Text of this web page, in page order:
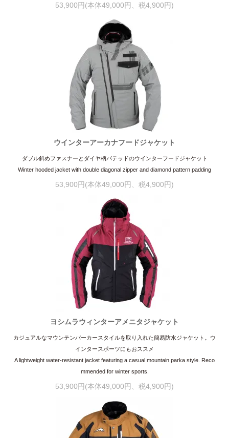
53,900円(本体49,000円、税4,900円)
ウインターアーカナフードジャケット
ダブル斜めファスナーとダイヤ柄パテッドのウインターフードジャケット
Winter hooded jacket with double diagonal zipper and diamond pattern padding
53,900円(本体49,000円、税4,900円)
ヨシムラウィンターアメニタジャケット
カジュアルなマウンテンパーカースタイルを取り入れた簡易防水ジャケット。ウ
インタースポーツにもおススメ
A lightweight water-resistant jacket featuring a casual mountain parka style. Reco
mmended for winter sports.
53,900円(本体49,000円、税4,900円)